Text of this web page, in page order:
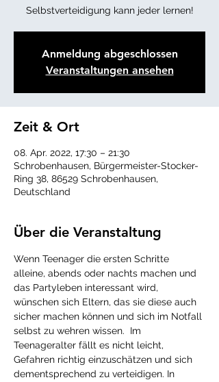
Selbstverteidigung kann jeder lernen!
Anmeldung abgeschlossen
Veranstaltungen ansehen
Zeit & Ort
08. Apr. 2022, 17:30 – 21:30
Schrobenhausen, Bürgermeister-Stocker-
Ring 38, 86529 Schrobenhausen,
Deutschland
Über die Veranstaltung
Wenn Teenager die ersten Schritte
alleine, abends oder nachts machen und
das Partyleben interessant wird,
wünschen sich Eltern, das sie diese auch
sicher machen können und sich im Notfall
selbst zu wehren wissen.  Im
Teenageralter fällt es nicht leicht,
Gefahren richtig einzuschätzen und sich
dementsprechend zu verteidigen. In